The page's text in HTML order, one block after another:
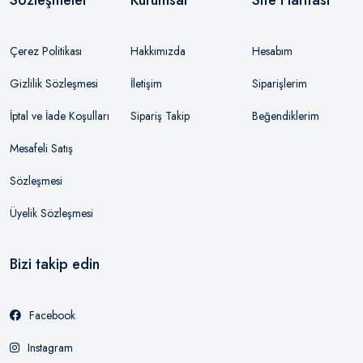
Çerez Politikası
Gizlilik Sözleşmesi
İptal ve İade Koşulları
Mesafeli Satış
Sözleşmesi
Üyelik Sözleşmesi
Hakkımızda
İletişim
Sipariş Takip
Hesabım
Siparişlerim
Beğendiklerim
Bizi takip edin
Facebook
Instagram